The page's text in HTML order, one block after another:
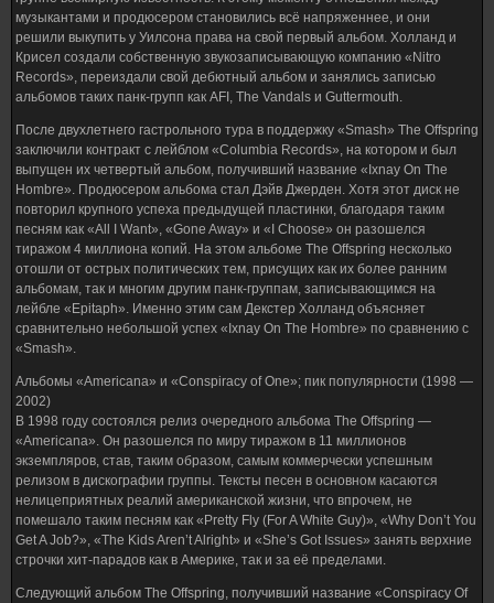
музыкантами и продюсером становились всё напряженнее, и они
решили выкупить у Уилсона права на свой первый альбом. Холланд и
Крисел создали собственную звукозаписывающую компанию «Nitro
Records», переиздали свой дебютный альбом и занялись записью
альбомов таких панк-групп как AFI, The Vandals и Guttermouth.
После двухлетнего гастрольного тура в поддержку «Smash» The Offspring
заключили контракт с лейблом «Columbia Records», на котором и был
выпущен их четвертый альбом, получивший название «Ixnay On The
Hombre». Продюсером альбома стал Дэйв Джерден. Хотя этот диск не
повторил крупного успеха предыдущей пластинки, благодаря таким
песням как «All I Want», «Gone Away» и «I Choose» он разошелся
тиражом 4 миллиона копий. На этом альбоме The Offspring несколько
отошли от острых политических тем, присущих как их более ранним
альбомам, так и многим другим панк-группам, записывающимся на
лейбле «Epitaph». Именно этим сам Декстер Холланд объясняет
сравнительно небольшой успех «Ixnay On The Hombre» по сравнению с
«Smash».
Альбомы «Americana» и «Conspiracy of One»; пик популярности (1998 —
2002)
В 1998 году состоялся релиз очередного альбома The Offspring —
«Americana». Он разошелся по миру тиражом в 11 миллионов
экземпляров, став, таким образом, самым коммерчески успешным
релизом в дискографии группы. Тексты песен в основном касаются
нелицеприятных реалий американской жизни, что впрочем, не
помешало таким песням как «Pretty Fly (For A White Guy)», «Why Don’t You
Get A Job?», «The Kids Aren’t Alright» и «She’s Got Issues» занять верхние
строчки хит-парадов как в Америке, так и за её пределами.
Следующий альбом The Offspring, получивший название «Conspiracy Of